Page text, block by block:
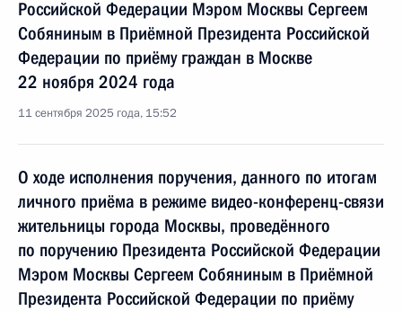
Российской Федерации Мэром Москвы Сергеем
Собяниным в Приёмной Президента Российской
Федерации по приёму граждан в Москве
22 ноября 2024 года
11 сентября 2025 года, 15:52
О ходе исполнения поручения, данного по итогам
личного приёма в режиме видео-конференц-связи
жительницы города Москвы, проведённого
по поручению Президента Российской Федерации
Мэром Москвы Сергеем Собяниным в Приёмной
Президента Российской Федерации по приёму